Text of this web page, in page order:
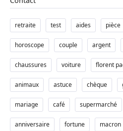
retraite test aides pièce
horoscope couple argent
chaussures voiture florent
animaux astuce chèque
mariage café supermarché
anniversaire fortune macron